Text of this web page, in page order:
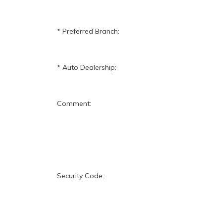
Preferred Branch:
Auto Dealership:
Comment:
Security Code: